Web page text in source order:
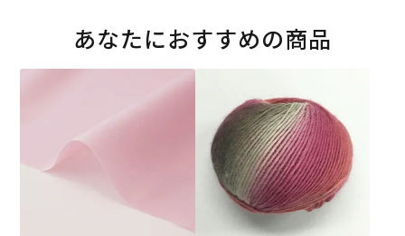
あなたにおすすめの商品